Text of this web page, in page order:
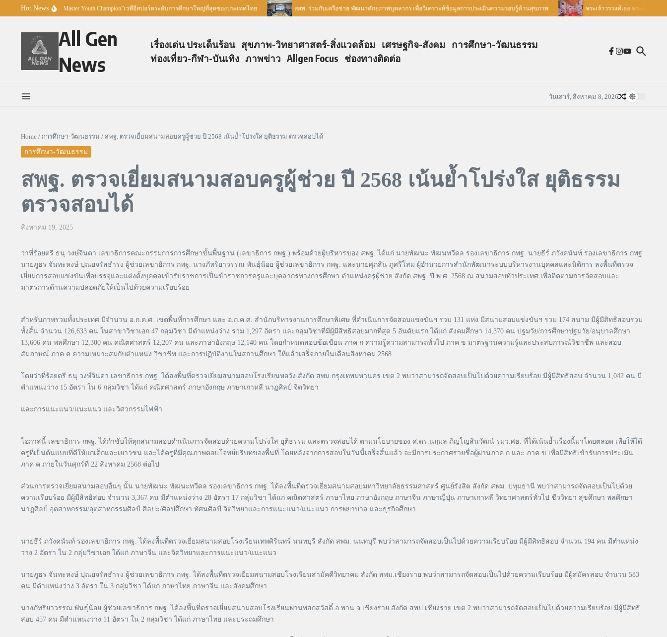
Skip to content
Hot News
ตัวโครงการ “Esports Master Youth Champion”เวทีอีสปอร์ตระดับการศึกษาใหญ่ที่สุดของประเทศไทย สสพ. ร่วมกับเครือข่าย พัฒนาศักยภาพบุคลากร เพื่อวิเคราะห์ข้อมูลการประเมินความรอบรู้ด้านสุขภาพ พระเจ้าวรวงศ์เธอ พระองค์เจ้าอ
All Gen
News
เรื่องเด่น ประเด็นร้อน สุขภาพ-วิทยาศาสตร์-สิ่งแวดล้อม เศรษฐกิจ-สังคม การศึกษา-วัฒนธรรม
ท่องเที่ยว-กีฬา-บันเทิง ภาพข่าว Allgen Focus ช่องทางติดต่อ
วันเสาร์, สิงหาคม 8, 2026
Home / การศึกษา-วัฒนธรรม / สพฐ. ตรวจเยี่ยมสนามสอบครูผู้ช่วย ปี 2568 เน้นย้ำโปร่งใส ยุติธรรม ตรวจสอบได้
การศึกษา-วัฒนธรรม
สพฐ. ตรวจเยี่ยมสนามสอบครูผู้ช่วย ปี 2568 เน้นย้ำโปร่งใส ยุติธรรม
ตรวจสอบได้
สิงหาคม 19, 2025
ว่าที่ร้อยตรี ธนุ วงษ์จินดา เลขาธิการคณะกรรมการการศึกษาขั้นพื้นฐาน (เลขาธิการ กพฐ.) พร้อมด้วยผู้บริหารของ สพฐ. ได้แก่ นายพัฒนะ พัฒนทวีดล รองเลขาธิการ กพฐ. นายธีร์ ภวังคนันท์ รองเลขาธิการ กพฐ.
นายภูธร จันทะหงษ์ ปุณยจรัสธำรง ผู้ช่วยเลขาธิการ กพฐ. นางภัทริยาวรรณ พันธุ์น้อย ผู้ช่วยเลขาธิการ กพฐ. และนายศุภสิน ภูศรีโสม ผู้อำนวยการสำนักพัฒนาระบบบริหารงานบุคคลและนิติการ ลงพื้นที่ตรวจ
เยี่ยมการสอบแข่งขันเพื่อบรรจุและแต่งตั้งบุคคลเข้ารับราชการเป็นข้าราชการครูและบุคลากรทางการศึกษา ตำแหน่งครูผู้ช่วย สังกัด สพฐ. ปี พ.ศ. 2568 ณ สนามสอบทั่วประเทศ เพื่อติดตามการจัดสอบและ
มาตรการด้านความปลอดภัยให้เป็นไปด้วยความเรียบร้อย
สำหรับภาพรวมทั้งประเทศ มีจำนวน อ.ก.ค.ศ. เขตพื้นที่การศึกษา และ อ.ก.ค.ศ. สำนักบริหารงานการศึกษาพิเศษ ที่ดำเนินการจัดสอบแข่งขันฯ รวม 131 แห่ง มีสนามสอบแข่งขันฯ รวม 174 สนาม มีผู้มีสิทธิสอบรวม
ทั้งสิ้น จำนวน 126,633 คน ในสาขาวิชาเอก 47 กลุ่มวิชา มีตำแหน่งว่าง รวม 1,297 อัตรา และกลุ่มวิชาที่มีผู้มีสิทธิสอบมากที่สุด 5 อันดับแรก ได้แก่ สังคมศึกษา 14,370 คน ปฐมวัย/การศึกษาปฐมวัย/อนุบาลศึกษา
13,606 คน พลศึกษา 12,300 คน คณิตศาสตร์ 12,207 คน และภาษาอังกฤษ 12,140 คน โดยกำหนดสอบข้อเขียน ภาค ก ความรู้ความสามารถทั่วไป ภาค ข มาตรฐานความรู้และประสบการณ์วิชาชีพ และสอบ
สัมภาษณ์ ภาค ค ความเหมาะสมกับตำแหน่ง วิชาชีพ และการปฏิบัติงานในสถานศึกษา ให้แล้วเสร็จภายในเดือนสิงหาคม 2568
โดยว่าที่ร้อยตรี ธนุ วงษ์จินดา เลขาธิการ กพฐ. ได้ลงพื้นที่ตรวจเยี่ยมสนามสอบโรงเรียนหอวัง สังกัด สพม.กรุงเทพมหานคร เขต 2 พบว่าสามารถจัดสอบเป็นไปด้วยความเรียบร้อย มีผู้มีสิทธิสอบ จำนวน 1,042 คน มี
ตำแหน่งว่าง 15 อัตรา ใน 6 กลุ่มวิชา ได้แก่ คณิตศาสตร์ ภาษาอังกฤษ ภาษาเกาหลี นาฏศิลป์ จิตวิทยา
และการแนะแนว/แนะแนว และวิศวกรรมไฟฟ้า
โอกาสนี้ เลขาธิการ กพฐ. ได้กำชับให้ทุกสนามสอบดำเนินการจัดสอบด้วยความโปร่งใส ยุติธรรม และตรวจสอบได้ ตามนโยบายของ ศ.ดร.นฤมล ภิญโญสินวัฒน์ รมว.ศธ. ที่ได้เน้นย้ำเรื่องนี้มาโดยตลอด เพื่อให้ได้
ครูที่เป็นต้นแบบที่ดีให้แก่เด็กและเยาวชน และได้ครูที่มีคุณภาพตอบโจทย์บริบทของพื้นที่ โดยหลังจากการสอบในวันนี้เสร็จสิ้นแล้ว จะมีการประกาศรายชื่อผู้ผ่านภาค ก และ ภาค ข เพื่อมีสิทธิเข้ารับการประเมิน
ภาค ค ภายในวันศุกร์ที่ 22 สิงหาคม 2568 ต่อไป
ส่วนการตรวจเยี่ยมสนามสอบอื่นๆ นั้น นายพัฒนะ พัฒนะทวีดล รองเลขาธิการ กพฐ. ได้ลงพื้นที่ตรวจเยี่ยมสนามสอบมหาวิทยาลัยธรรมศาสตร์ ศูนย์รังสิต สังกัด สพม. ปทุมธานี พบว่าสามารถจัดสอบเป็นไปด้วย
ความเรียบร้อย มีผู้มีสิทธิสอบ จำนวน 3,367 คน มีตำแหน่งว่าง 28 อัตรา 17 กลุ่มวิชา ได้แก่ คณิตศาสตร์ ภาษาไทย ภาษาอังกฤษ ภาษาจีน ภาษาญี่ปุ่น ภาษาเกาหลี วิทยาศาสตร์ทั่วไป ชีววิทยา สุขศึกษา พลศึกษา
นาฏศิลป์ อุตสาหกรรม/อุตสาหกรรมศิลป์ ศิลปะ/ศิลปศึกษา ทัศนศิลป์ จิตวิทยาและการแนะแนว/แนะแนว การพยาบาล และธุรกิจศึกษา
นายธีร์ ภวังคนันท์ รองเลขาธิการ กพฐ. ได้ลงพื้นที่ตรวจเยี่ยมสนามสอบโรงเรียนเทพศิรินทร์ นนทบุรี สังกัด สพม. นนทบุรี พบว่าสามารถจัดสอบเป็นไปด้วยความเรียบร้อย มีผู้มีสิทธิสอบ จำนวน 194 คน มีตำแหน่ง
ว่าง 2 อัตรา ใน 2 กลุ่มวิชาเอก ได้แก่ ภาษาจีน และจิตวิทยาและการแนะแนว/แนะแนว
นายภูธร จันทะหงษ์ ปุณยจรัสธำรง ผู้ช่วยเลขาธิการ กพฐ. ได้ลงพื้นที่ตรวจเยี่ยมสนามสอบโรงเรียนสามัคคีวิทยาคม สังกัด สพม.เชียงราย พบว่าสามารถจัดสอบเป็นไปด้วยความเรียบร้อย มีผู้สมัครสอบ จำนวน 583
คน มีตำแหน่งว่าง 3 อัตรา ใน 3 กลุ่มวิชา ได้แก่ ภาษาไทย ภาษาจีน และสังคมศึกษา
นางภัทริยาวรรณ พันธุ์น้อย ผู้ช่วยเลขาธิการ กพฐ. ได้ลงพื้นที่ตรวจเยี่ยมสนามสอบโรงเรียนพานพสกสวัสดิ์ อ.พาน จ.เชียงราย สังกัด สพป.เชียงราย เขต 2 พบว่าสามารถจัดสอบเป็นไปด้วยความเรียบร้อย มีผู้มีสิทธิ
สอบ 457 คน มีตำแหน่งว่าง 11 อัตรา ใน 2 กลุ่มวิชา ได้แก่ ภาษาไทย และประถมศึกษา